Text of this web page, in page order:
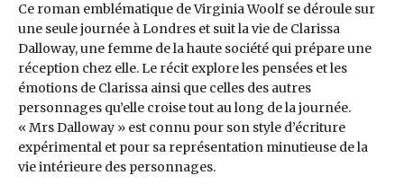
Ce roman emblématique de Virginia Woolf se déroule sur
une seule journée à Londres et suit la vie de Clarissa
Dalloway, une femme de la haute société qui prépare une
réception chez elle. Le récit explore les pensées et les
émotions de Clarissa ainsi que celles des autres
personnages qu’elle croise tout au long de la journée.
« Mrs Dalloway » est connu pour son style d’écriture
expérimental et pour sa représentation minutieuse de la
vie intérieure des personnages.